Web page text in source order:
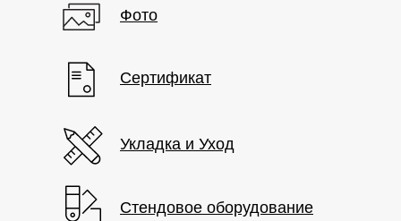
Стендовое оборудование
Фото
Сертификат
Укладка и Уход